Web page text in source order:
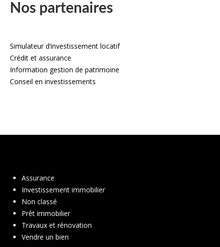
Nos partenaires
Simulateur d’investissement locatif
Crédit et assurance
Information gestion de patrimoine
Conseil en investissements
Assurance
Investissement immobilier
Non classé
Prêt immobilier
Travaux et rénovation
Vendre un bien